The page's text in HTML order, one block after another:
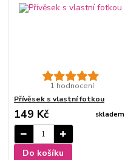
1 hodnocení
Přívěsek s vlastní fotkou
149 Kč skladem
Do košíku